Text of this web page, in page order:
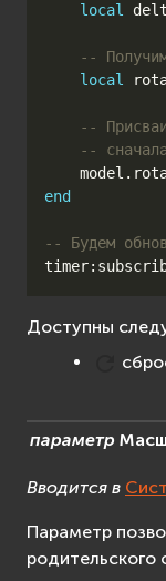
local
--
local
--
--
model .
end
-- Будем
timer:
Доступны
параметр
Вводится в
Параметр
родительского